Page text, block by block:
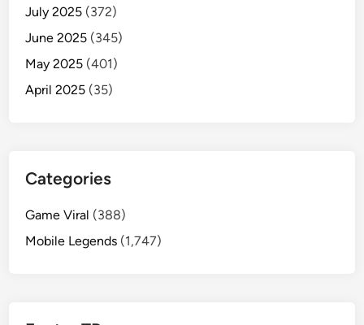
July 2025 (372)
June 2025 (345)
May 2025 (401)
April 2025 (35)
Categories
Game Viral (388)
Mobile Legends (1,747)